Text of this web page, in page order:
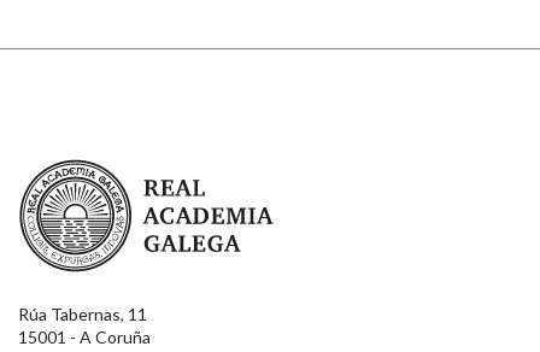
Real Academia Galega
Rúa Tabernas, 11
15001 - A Coruña